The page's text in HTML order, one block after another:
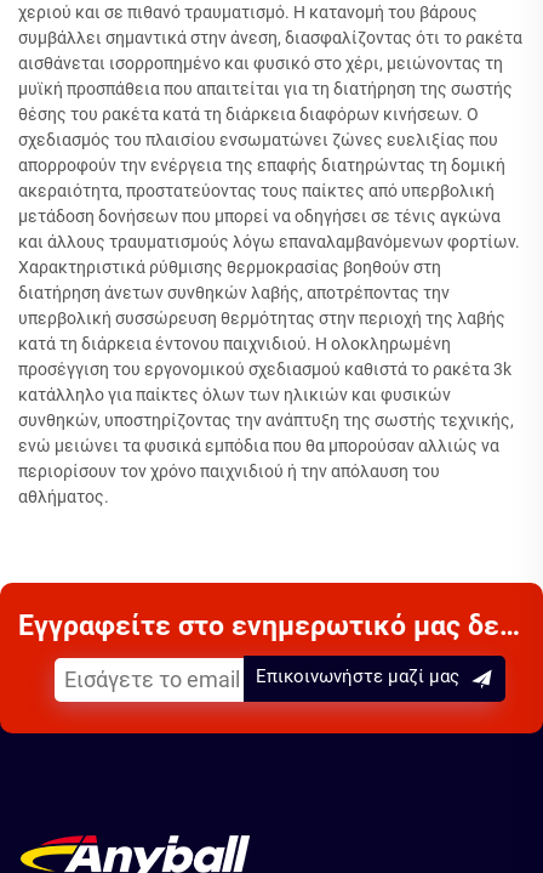
χεριού και σε πιθανό τραυματισμό. Η κατανομή του βάρους
συμβάλλει σημαντικά στην άνεση, διασφαλίζοντας ότι το ρακέτα
αισθάνεται ισορροπημένο και φυσικό στο χέρι, μειώνοντας τη
μυϊκή προσπάθεια που απαιτείται για τη διατήρηση της σωστής
θέσης του ρακέτα κατά τη διάρκεια διαφόρων κινήσεων. Ο
σχεδιασμός του πλαισίου ενσωματώνει ζώνες ευελιξίας που
απορροφούν την ενέργεια της επαφής διατηρώντας τη δομική
ακεραιότητα, προστατεύοντας τους παίκτες από υπερβολική
μετάδοση δονήσεων που μπορεί να οδηγήσει σε τένις αγκώνα
και άλλους τραυματισμούς λόγω επαναλαμβανόμενων φορτίων.
Χαρακτηριστικά ρύθμισης θερμοκρασίας βοηθούν στη
διατήρηση άνετων συνθηκών λαβής, αποτρέποντας την
υπερβολική συσσώρευση θερμότητας στην περιοχή της λαβής
κατά τη διάρκεια έντονου παιχνιδιού. Η ολοκληρωμένη
προσέγγιση του εργονομικού σχεδιασμού καθιστά το ρακέτα 3k
κατάλληλο για παίκτες όλων των ηλικιών και φυσικών
συνθηκών, υποστηρίζοντας την ανάπτυξη της σωστής τεχνικής,
ενώ μειώνει τα φυσικά εμπόδια που θα μπορούσαν αλλιώς να
περιορίσουν τον χρόνο παιχνιδιού ή την απόλαυση του
αθλήματος.
Εγγραφείτε στο ενημερωτικό μας δελτίο
Επικοινωνήστε μαζί μας